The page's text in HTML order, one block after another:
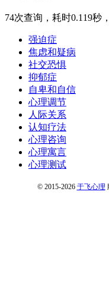
74次查询，耗时0.119秒
强迫症
焦虑和疑病
社交恐惧
抑郁症
自卑和自信
心理调节
人际关系
认知疗法
心理咨询
心理寓言
心理测试
© 2015-2026 于飞心理